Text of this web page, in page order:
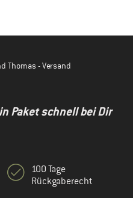
Thomas - Versand
Paket schnell bei Dir
100 Tage
Rückgaberecht